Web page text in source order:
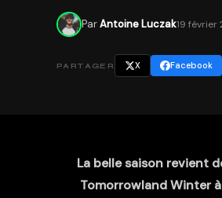
ParAntoine Luczak19 février
PARTAGER X Facebook
La belle saison revient
Tomorrowland Winter